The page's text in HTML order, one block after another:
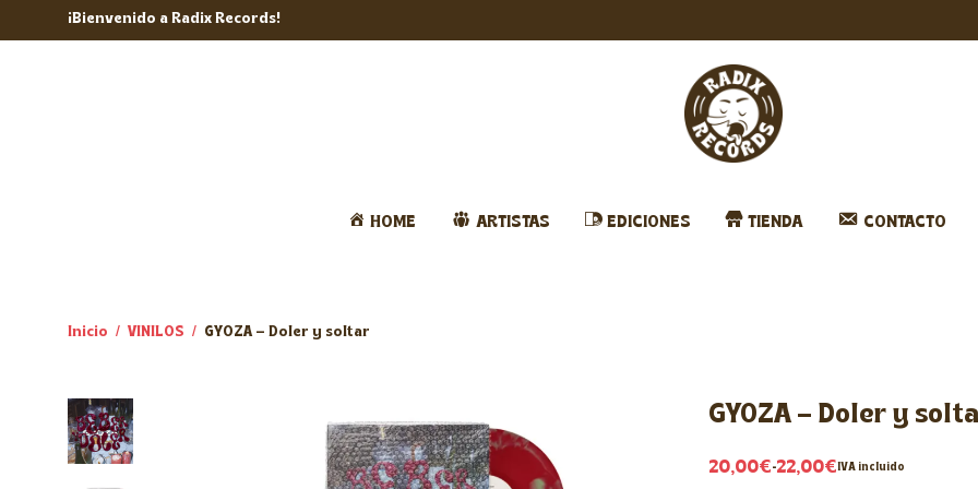
¡Bienvenido a Radix Records!
HOME ARTISTAS EDICIONES TIENDA CONTACTO
Inicio / VINILOS / GYOZA – Doler y soltar
GYOZA – Doler y
20,00€-22,00€
Rango
IVA incluido